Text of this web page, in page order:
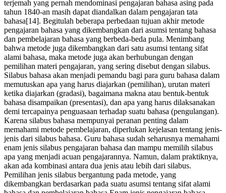
terjemah yang pernah mendominasi pengajaran bahasa asing pada
tahun 1840-an masih dapat diandalkan dalam pengajaran tata
bahasa[14]. Begitulah beberapa perbedaan tujuan akhir metode
pengajaran bahasa yang dikembangkan dari asumsi tentang bahasa
dan pembelajaran bahasa yang berbeda-beda pula. Menimbang
bahwa metode juga dikembangkan dari satu asumsi tentang sifat
alami bahasa, maka metode juga akan berhubungan dengan
pemilihan materi pengajaran, yang sering disebut dengan silabus.
Silabus bahasa akan menjadi pemandu bagi para guru bahasa dalam
memutuskan apa yang harus diajarkan (pemilihan), urutan materi
ketika diajarkan (gradasi), bagaimana makna atau bentuk-bentuk
bahasa disampaikan (presentasi), dan apa yang harus dilaksanakan
demi tercapainya penguasaan terhadap suatu bahasa (pengulangan).
Karena silabus bahasa mempunyai peranan penting dalam
memahami metode pembelajaran, diperlukan kejelasan tentang jenis-
jenis dari silabus bahasa. Guru bahasa sudah seharusnya memahami
enam jenis silabus pengajaran bahasa dan mampu memilih silabus
apa yang menjadi acuan pengajarannya. Namun, dalam praktiknya,
akan ada kombinasi antara dua jenis atau lebih dari silabus.
Pemilihan jenis silabus bergantung pada metode, yang
dikembangkan berdasarkan pada suatu asumsi tentang sifat alami